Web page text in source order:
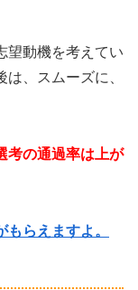
望動機を考えてい
、スムーズに、
考の通過率は上が
らえますよ。